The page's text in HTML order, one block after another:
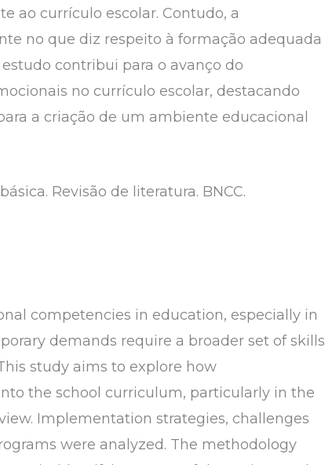
ao currículo escolar. Contudo, a
no que diz respeito à formação adequada
contribui para o avanço do
no currículo escolar, destacando
a criação de um ambiente educacional
Revisão de literatura. BNCC.
competencies in education, especially in
demands require a broader set of skills
study aims to explore how
the school curriculum, particularly in the
Implementation strategies, challenges
were analyzed. The methodology